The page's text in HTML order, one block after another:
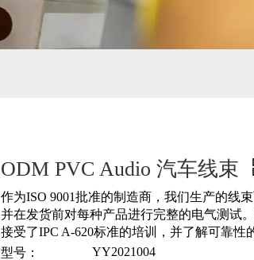
ODM PVC Audio 汽车线束
作为ISO 9001批准的制造商，我们生产的线
并在发货前对每种产品进行完整的电气测试
接受了IPC A-620标准的培训，并了解可靠性
型号：
YY2021004